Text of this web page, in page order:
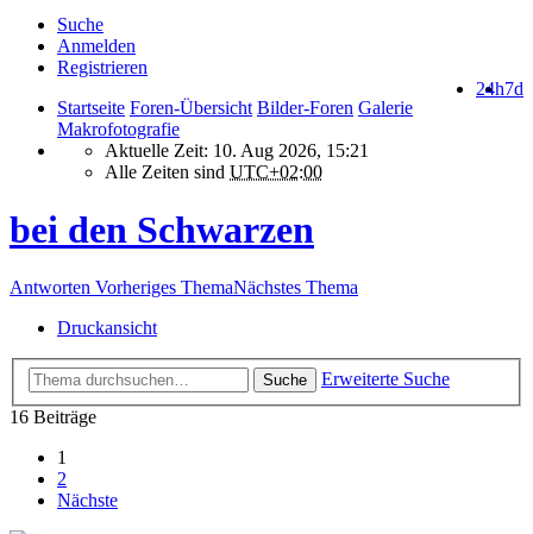
Suche
Anmelden
Registrieren
7d
24h
Startseite Foren-Übersicht Bilder-Foren Galerie
Makrofotografie
Aktuelle Zeit: 10. Aug 2026, 15:21
Alle Zeiten sind UTC+02:00
bei den Schwarzen
Antworten Vorheriges ThemaNächstes Thema
Druckansicht
Suche
Erweiterte Suche
16 Beiträge
1
2
Nächste